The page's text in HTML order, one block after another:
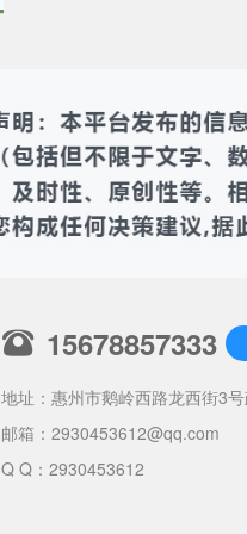
15678857333
地址：惠州市鹅岭西路龙西街3
邮箱： 2930453612@qq.com
Q Q：2930453612